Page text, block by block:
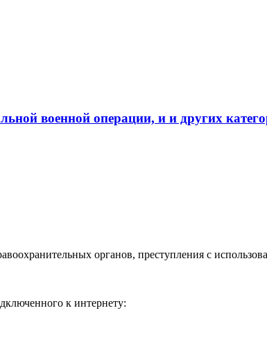
военной операции, и и других
органов, преступления с
к интернету: